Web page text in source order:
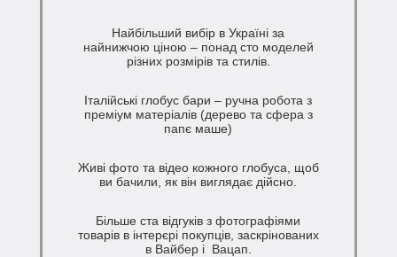
Найбільший вибір в Україні за
найнижчою ціною – понад сто моделей
різних розмірів та стилів.
Італійські глобус бари – ручна робота з
преміум матеріалів (дерево та сфера з
папє маше)
Живі фото та відео кожного глобуса, щоб
ви бачили, як він виглядає дійсно.
Більше ста відгуків з фотографіями
товарів в інтерєрі покупців, заскрінованих
в Вайбер і Вацап.